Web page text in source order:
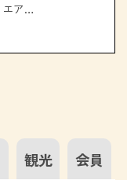
【お休みのお知らせ】テナント6店舗、エアコン取り換え工事について
観光 会員